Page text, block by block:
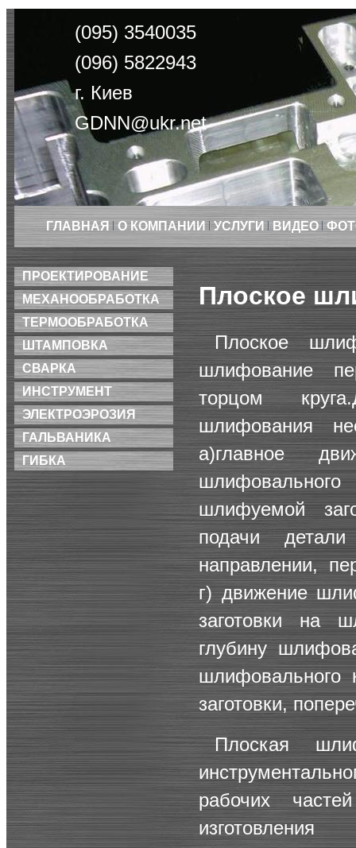
(095) 3540035
(096) 5822943
г. Киев
GDNN@ukr.net
ГЛАВНАЯ О КОМПАНИИ УСЛУГИ ВИДЕО
ПРОЕКТИРОВАНИЕ
МЕХАНООБРАБОТКА
ТЕРМООБРАБОТКА
ШТАМПОВКА
СВАРКА
ИНСТРУМЕНТ
ЭЛЕКТРОЭРОЗИЯ
ГАЛЬВАНИКА
ГИБКА
Плоское
Плоское
шлифование
торцом
шлифования
а)главное
шлифуемой
подачи
направлении,
г) движение
заготовки на
глубину
заготовки,
Плоская
рабочих